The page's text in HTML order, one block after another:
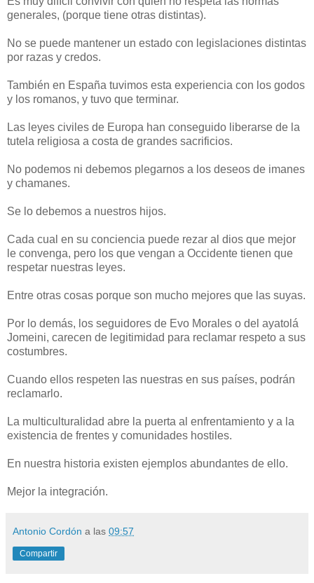
generales, (porque tiene otras distintas).
No se puede mantener un estado con legislaciones distintas
por razas y credos.
También en España tuvimos esta experiencia con los godos
y los romanos, y tuvo que terminar.
Las leyes civiles de Europa han conseguido liberarse de la
tutela religiosa a costa de grandes sacrificios.
No podemos ni debemos plegarnos a los deseos de imanes
y chamanes.
Se lo debemos a nuestros hijos.
Cada cual en su conciencia puede rezar al dios que mejor
le convenga, pero los que vengan a Occidente tienen que
respetar nuestras leyes.
Entre otras cosas porque son mucho mejores que las suyas.
Por lo demás, los seguidores de Evo Morales o del ayatolá
Jomeini, carecen de legitimidad para reclamar respeto a sus
costumbres.
Cuando ellos respeten las nuestras en sus países, podrán
reclamarlo.
La multiculturalidad abre la puerta al enfrentamiento y a la
existencia de frentes y comunidades hostiles.
En nuestra historia existen ejemplos abundantes de ello.
Mejor la integración.
Antonio Cordón a las 09:57
Compartir